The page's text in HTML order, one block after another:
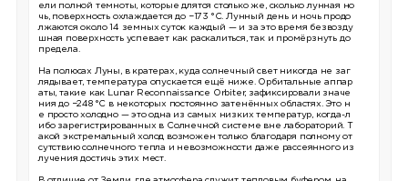
ели полной темноты, которые длятся столько же, сколько лунная но
чь, поверхность охлаждается до −173 °C. Лунный день и ночь продо
лжаются около 14 земных суток каждый — и за это время безвозду
шная поверхность успевает как раскалиться, так и промёрзнуть до
предела.
На полюсах Луны, в кратерах, куда солнечный свет никогда не заг
лядывает, температура опускается ещё ниже. Орбитальные аппар
аты, такие как Lunar Reconnaissance Orbiter, зафиксировали значе
ния до −248 °C в некоторых постоянно затенённых областях. Это н
е просто холодно — это одна из самых низких температур, когда-л
ибо зарегистрированных в Солнечной системе вне лабораторий. Т
акой экстремальный холод возможен только благодаря полному от
сутствию солнечного тепла и невозможности даже рассеянного из
лучения достичь этих мест.